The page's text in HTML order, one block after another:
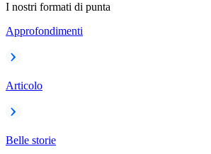
I nostri formati di punta
Approfondimenti
Articolo
Belle storie